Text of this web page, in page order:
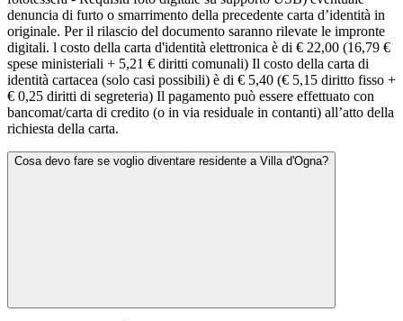
denuncia di furto o smarrimento della precedente carta d’identità in
originale. Per il rilascio del documento saranno rilevate le impronte
digitali. l costo della carta d'identità elettronica è di € 22,00 (16,79 €
spese ministeriali + 5,21 € diritti comunali) Il costo della carta di
identità cartacea (solo casi possibili) è di € 5,40 (€ 5,15 diritto fisso +
€ 0,25 diritti di segreteria) Il pagamento può essere effettuato con
bancomat/carta di credito (o in via residuale in contanti) all’atto della
richiesta della carta.
Cosa devo fare se voglio diventare residente a Villa d'Ogna?